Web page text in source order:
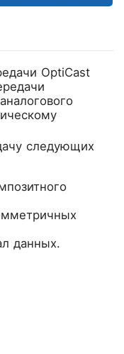
OptiCast
следующих
данных.